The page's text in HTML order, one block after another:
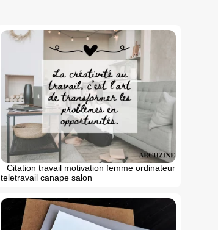
Citation travail motivation femme ordinateur
teletravail canape salon